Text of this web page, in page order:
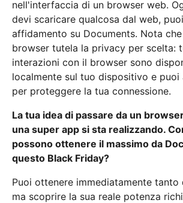
nell'interfaccia di un browser web.
devi scaricare qualcosa dal web,
affidamento su Documents. Nota
browser tutela la privacy per scelta:
interazioni con il browser sono
localmente sul tuo dispositivo e puoi
per proteggere la tua connessione.
La tua idea di passare da un
una super app si sta realizzando.
possono ottenere il massimo da
questo Black Friday?
Puoi ottenere immediatamente tanto
ma scoprire la sua reale potenza